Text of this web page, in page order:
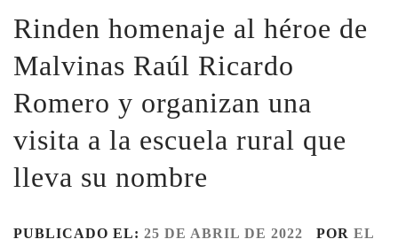
Rinden homenaje al héroe de
Malvinas Raúl Ricardo
Romero y organizan una
visita a la escuela rural que
lleva su nombre
PUBLICADO EL: 25 DE ABRIL DE 2022 POR EL